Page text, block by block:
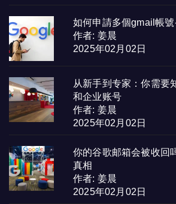
如何申請多個gmail帳
作者: 姜晨
2025年02月02日
从新手到专家：你需要
和企业账号
作者: 姜晨
2025年02月02日
你的谷歌邮箱会被收回
真相
作者: 姜晨
2025年02月02日